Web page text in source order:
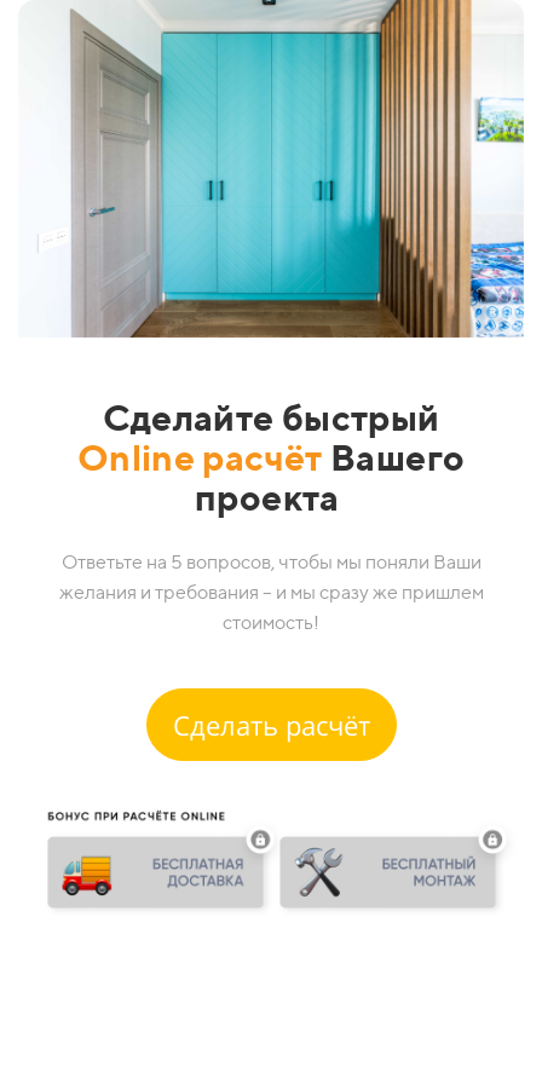
Сделайте быстрый
Online расчёт Вашего
проекта
Ответьте на 5 вопросов, чтобы мы поняли Ваши
желания и требования – и мы сразу же пришлем
стоимость!
Сделать расчёт